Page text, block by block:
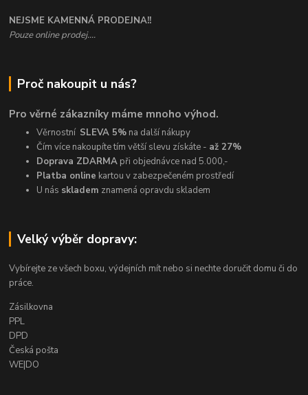
NEJSME KAMENNÁ PRODEJNA!!
Pouze online prodej....
Proč nakoupit u nás?
Pro věrné zákazníky máme mnoho výhod.
Věrnostní SLEVA 5% na další nákupy
Čím více nakoupíte tím větší slevu získáte - až 27%
Doprava ZDARMA při objednávce nad 5.000,-
Platba online kartou v zabezpečeném prostředí
U nás skladem znamená opravdu skladem
Velký výběr dopravy:
Vybírejte ze všech boxu, výdejních mít nebo si nechte doručit domu či do
práce.
Zásilkovna
PPL
DPD
Česká pošta
WE|DO